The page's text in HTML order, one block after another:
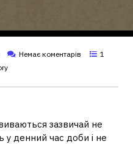
Немає коментарів
1
зазвичай не
у денний час доби і не